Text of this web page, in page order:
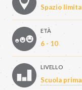
Spazio
ETÀ
6 - 10
LIVELLO
Scuola